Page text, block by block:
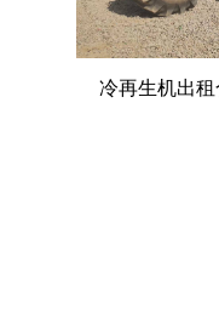
冷再生机出